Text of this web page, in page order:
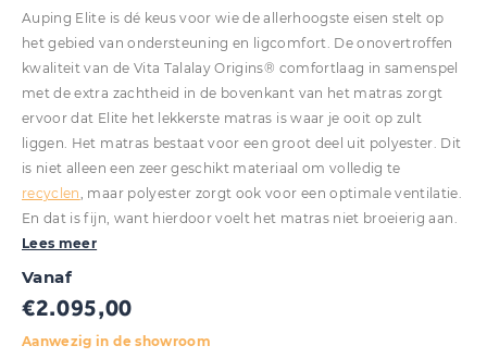
Auping Elite is dé keus voor wie de allerhoogste eisen stelt op
het gebied van ondersteuning en ligcomfort. De onovertroffen
kwaliteit van de Vita Talalay Origins® comfortlaag in samenspel
met de extra zachtheid in de bovenkant van het matras zorgt
ervoor dat Elite het lekkerste matras is waar je ooit op zult
liggen. Het matras bestaat voor een groot deel uit polyester. Dit
is niet alleen een zeer geschikt materiaal om volledig te
recyclen, maar polyester zorgt ook voor een optimale ventilatie.
En dat is fijn, want hierdoor voelt het matras niet broeierig aan.
Lees meer
Vanaf
€2.095,00
Aanwezig in de showroom